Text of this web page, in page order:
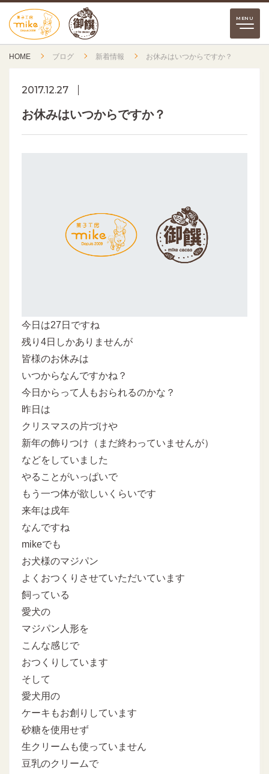
HOME ブログ 新着情報 お休みはいつからですか？
2017.12.27
お休みはいつからですか？
今日は27日ですね
残り4日しかありませんが
皆様のお休みは
いつからなんですかね？
今日からって人もおられるのかな？
昨日は
クリスマスの片づけや
新年の飾りつけ（まだ終わっていませんが）
などをしていました
やることがいっぱいで
もう一つ体が欲しいくらいです
来年は戌年
なんですね
mikeでも
お犬様のマジパン
よくおつくりさせていただいています
飼っている
愛犬の
マジパン人形を
こんな感じで
おつくりしています
そして
愛犬用の
ケーキもお創りしています
砂糖を使用せず
生クリームも使っていません
豆乳のクリームで